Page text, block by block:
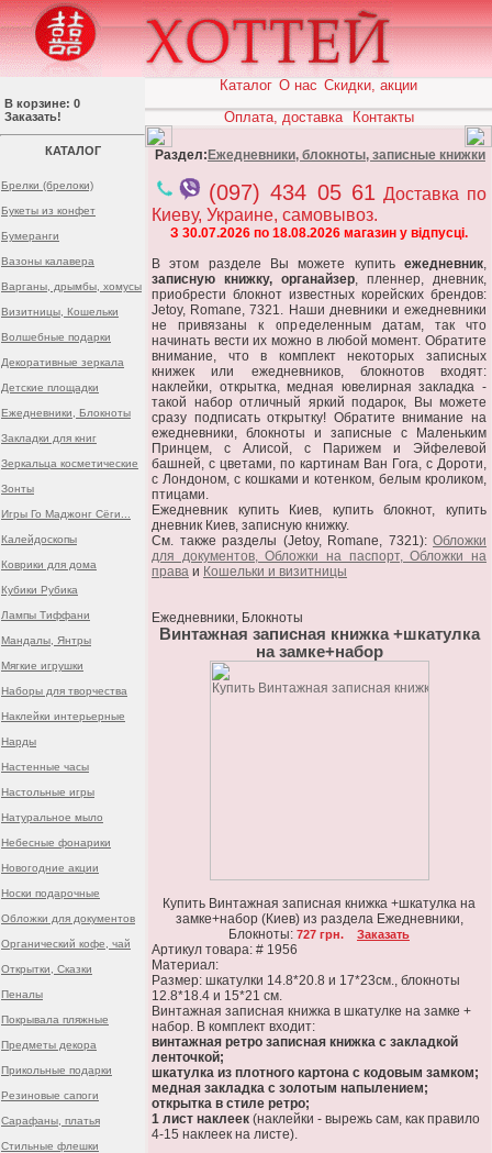
В корзине: 0
Заказать!
КАТАЛОГ
Брелки (брелоки)
Букеты из конфет
Бумеранги
Вазоны калавера
Варганы, дрымбы, хомусы
Визитницы, Кошельки
Волшебные подарки
Декоративные зеркала
Детские площадки
Ежедневники, Блокноты
Закладки для книг
Зеркальца косметические
Зонты
Игры Го Маджонг Сёги...
Калейдоскопы
Коврики для дома
Кубики Рубика
Лампы Тиффани
Мандалы, Янтры
Мягкие игрушки
Наборы для творчества
Наклейки интерьерные
Нарды
Настенные часы
Настольные игры
Натуральное мыло
Небесные фонарики
Новогодние акции
Носки подарочные
Обложки для документов
Органический кофе, чай
Открытки, Сказки
Пеналы
Покрывала пляжные
Предметы декора
Прикольные подарки
Резиновые сапоги
Сарафаны, платья
Стильные флешки
Каталог О нас Скидки, акции
Оплата, доставка
Контакты
Раздел: Ежедневники, блокноты, записные книжки
(097) 434 05 61 Доставка по
Киеву, Украине, самовывоз.
З 30.07.2026 по 18.08.2026 магазин у відпусці.
В этом разделе Вы можете купить ежедневник,
записную книжку, органайзер, пленнер, дневник,
приобрести блокнот известных корейских брендов:
Jetoy, Romane, 7321. Наши дневники и ежедневники
не привязаны к определенным датам, так что
начинать вести их можно в любой момент. Обратите
внимание, что в комплект некоторых записных
книжек или ежедневников, блокнотов входят:
наклейки, открытка, медная ювелирная закладка -
такой набор отличный яркий подарок, Вы можете
сразу подписать открытку! Обратите внимание на
ежедневники, блокноты и записные с Маленьким
Принцем, с Алисой, с Парижем и Эйфелевой
башней, с цветами, по картинам Ван Гога, с Дороти,
с Лондоном, с кошками и котенком, белым кроликом,
птицами.
Ежедневник купить Киев, купить блокнот, купить
дневник Киев, записную книжку.
См. также разделы (Jetoy, Romane, 7321): Обложки
для документов, Обложки на паспорт, Обложки на
права и Кошельки и визитницы
Ежедневники, Блокноты
Винтажная записная книжка +шкатулка
на замке+набор
Купить Винтажная записная книжка +шкатулка на
замке+набор (Киев) из раздела Ежедневники,
Блокноты: 727 грн. Заказать
Артикул товара: # 1956
Материал:
Размер: шкатулки 14.8*20.8 и 17*23см., блокноты
12.8*18.4 и 15*21 см.
Винтажная записная книжка в шкатулке на замке +
набор. В комплект входит:
винтажная ретро записная книжка с закладкой
ленточкой;
шкатулка из плотного картона с кодовым замком;
медная закладка с золотым напылением;
открытка в стиле ретро;
1 лист наклеек (наклейки - вырежь сам, как правило
4-15 наклеек на листе).